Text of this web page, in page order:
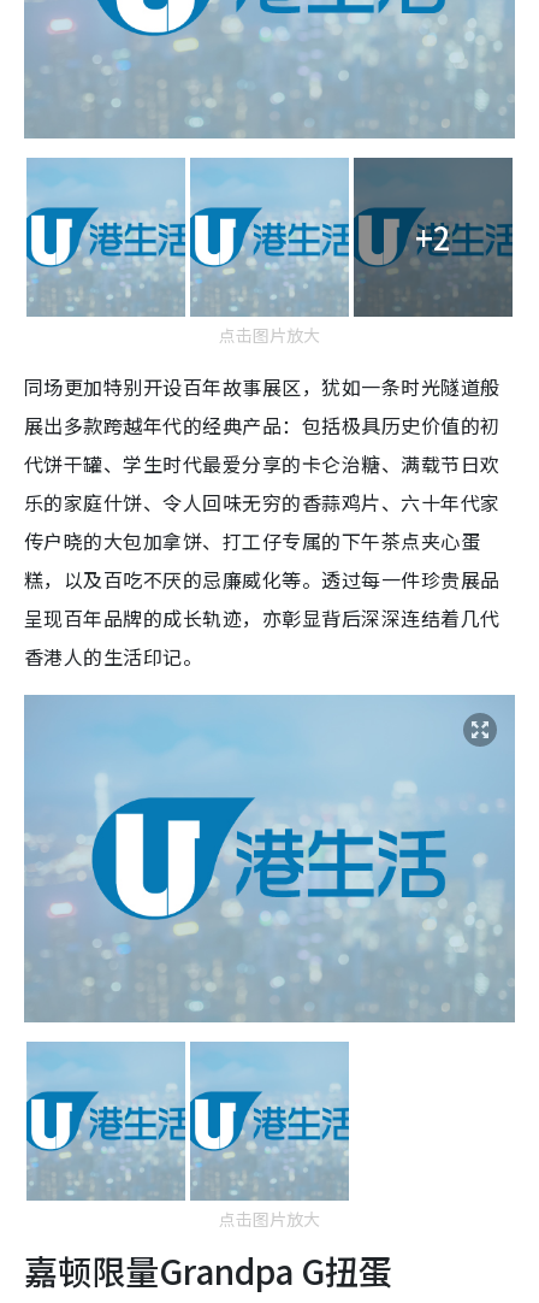
+2
点击图片放大
同场更加特别开设百年故事展区，犹如一条时光隧道般
展出多款跨越年代的经典产品：包括极具历史价值的初
代饼干罐、学生时代最爱分享的卡仑治糖、满载节日欢
乐的家庭什饼、令人回味无穷的香蒜鸡片、六十年代家
传户晓的大包加拿饼、打工仔专属的下午茶点夹心蛋
糕，以及百吃不厌的忌廉威化等。透过每一件珍贵展品
呈现百年品牌的成长轨迹，亦彰显背后深深连结着几代
香港人的生活印记。
点击图片放大
嘉顿限量Grandpa G扭蛋